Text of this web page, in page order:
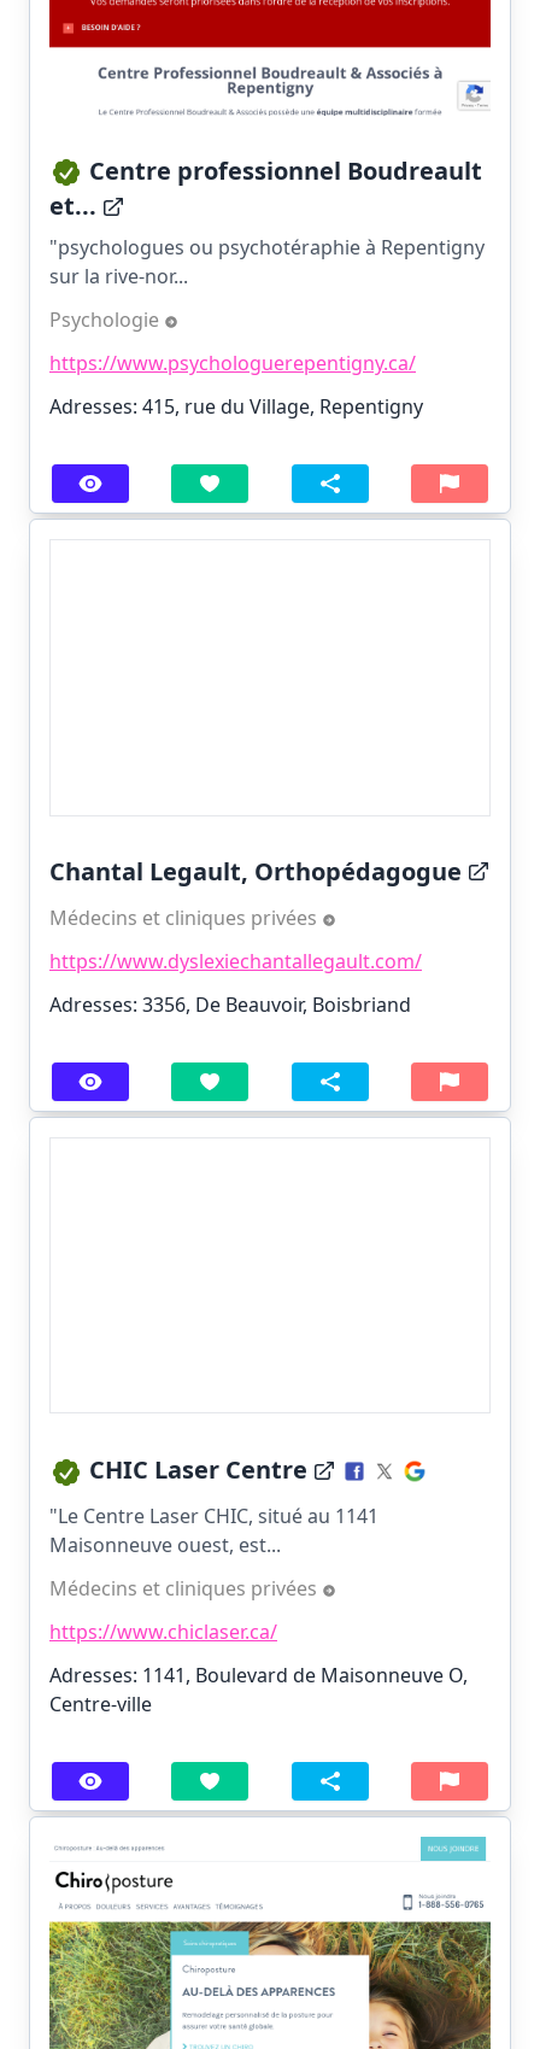
Centre professionnel Boudreault
et...
"psychologues ou psychotéraphie à Repentigny
sur la rive-nor...
Psychologie
https://www.psychologuerepentigny.ca/
Adresses: 415, rue du Village, Repentigny
Chantal Legault, Orthopédagogue
Médecins et cliniques privées
https://www.dyslexiechantallegault.com/
Adresses: 3356, De Beauvoir, Boisbriand
CHIC Laser Centre
"Le Centre Laser CHIC, situé au 1141
Maisonneuve ouest, est...
Médecins et cliniques privées
https://www.chiclaser.ca/
Adresses: 1141, Boulevard de Maisonneuve O,
Centre-ville